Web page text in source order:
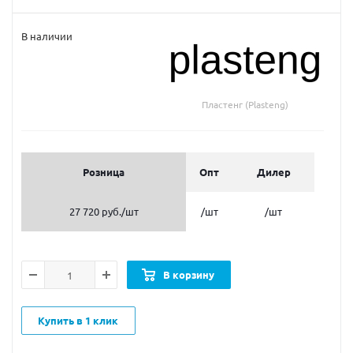
В наличии
Пластенг (Plasteng)
Розница Опт Дилер
27 720 руб./шт /шт /шт
В корзину
Купить в 1 клик